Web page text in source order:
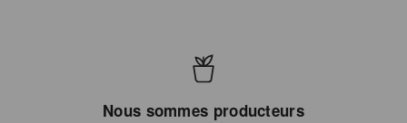
Nous sommes producteurs